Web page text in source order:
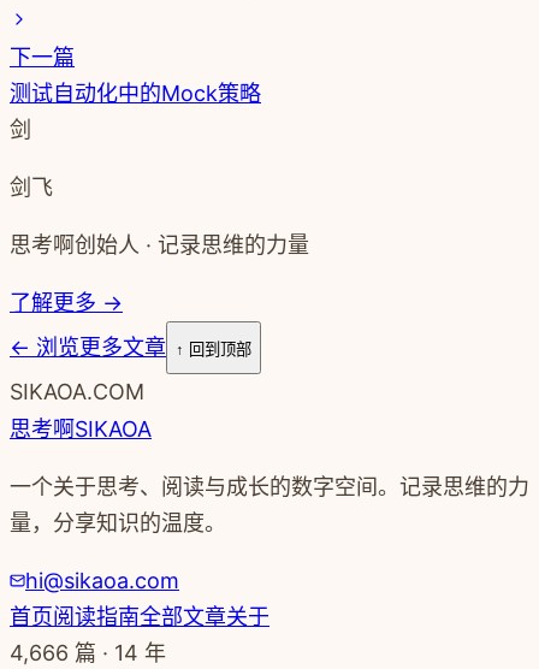
下一篇
测试自动化中的Mock策略
剑
剑飞
思考啊创始人 · 记录思维的力量
了解更多 →
← 浏览更多文章 ↑ 回到顶部
SIKAOA.COM
思考啊SIKAOA
一个关于思考、阅读与成长的数字空间。记录思维的力
量，分享知识的温度。
hi@sikaoa.com
首页阅读指南全部文章关于
4,666 篇 · 14 年